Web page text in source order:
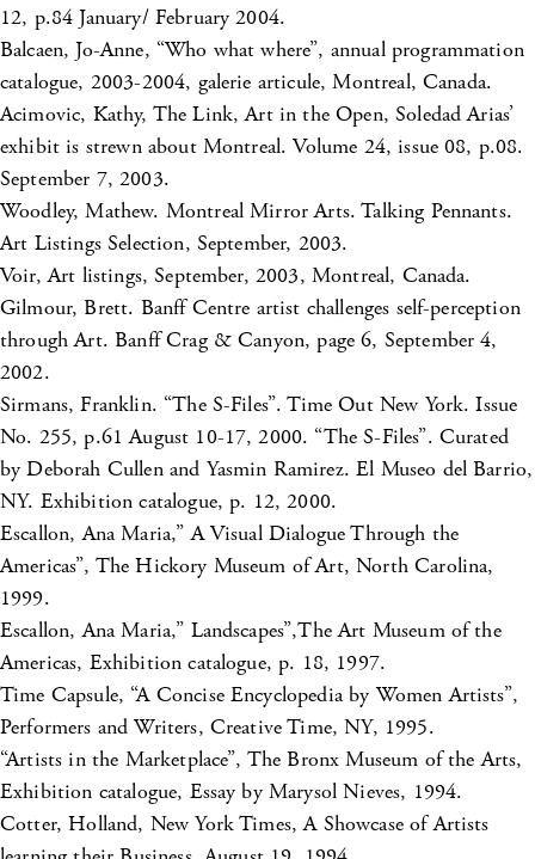
12, p.84 January/ February 2004.
Balcaen, Jo-Anne, “Who what where”, annual programmation
catalogue, 2003-2004, galerie articule, Montreal, Canada.
Acimovic, Kathy, The Link, Art in the Open, Soledad Arias’
exhibit is strewn about Montreal. Volume 24, issue 08, p.08.
September 7, 2003.
Woodley, Mathew. Montreal Mirror Arts. Talking Pennants.
Art Listings Selection, September, 2003.
Voir, Art listings, September, 2003, Montreal, Canada.
Gilmour, Brett. Banff Centre artist challenges self-perception
through Art. Banff Crag & Canyon, page 6, September 4,
2002.
Sirmans, Franklin. “The S-Files”. Time Out New York. Issue
No. 255, p.61 August 10-17, 2000. “The S-Files”. Curated
by Deborah Cullen and Yasmin Ramirez. El Museo del Barrio,
NY. Exhibition catalogue, p. 12, 2000.
Escallon, Ana Maria,” A Visual Dialogue Through the
Americas”, The Hickory Museum of Art, North Carolina,
1999.
Escallon, Ana Maria,” Landscapes”,The Art Museum of the
Americas, Exhibition catalogue, p. 18, 1997.
Time Capsule, “A Concise Encyclopedia by Women Artists”,
Performers and Writers, Creative Time, NY, 1995.
“Artists in the Marketplace”, The Bronx Museum of the Arts,
Exhibition catalogue, Essay by Marysol Nieves, 1994.
Cotter, Holland, New York Times, A Showcase of Artists